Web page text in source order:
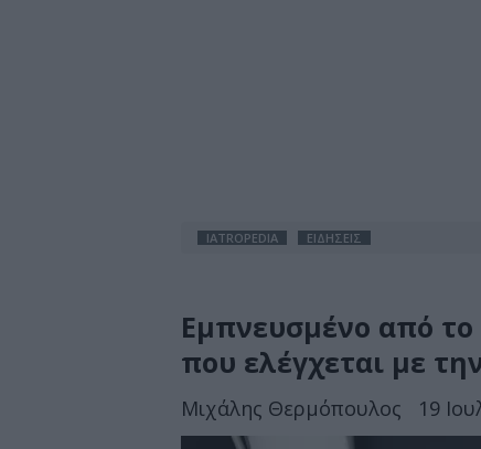
IATROPEDIA ΕΙΔΗΣΕΙΣ
Εμπνευσμένο από το
που ελέγχεται με
Μιχάλης Θερμόπουλος 19